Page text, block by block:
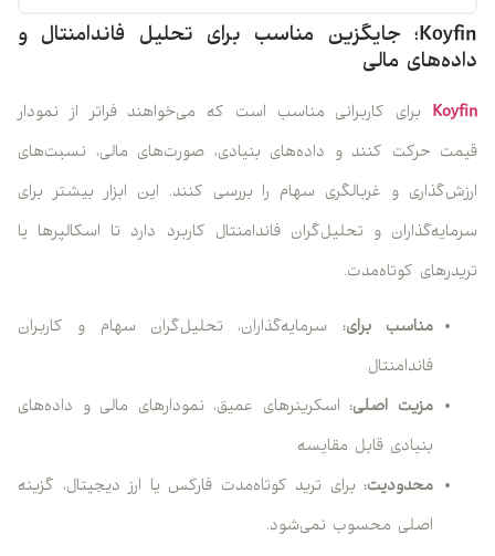
Koyfin؛ جایگزین مناسب برای تحلیل فاندامنتال و
داده‌های مالی
Koyfin برای کاربرانی مناسب است که می‌خواهند فراتر از نمودار
قیمت حرکت کنند و داده‌های بنیادی، صورت‌های مالی، نسبت‌های
ارزش‌گذاری و غربالگری سهام را بررسی کنند. این ابزار بیشتر برای
سرمایه‌گذاران و تحلیل‌گران فاندامنتال کاربرد دارد تا اسکالپرها یا
تریدرهای کوتاه‌مدت.
مناسب برای: سرمایه‌گذاران، تحلیل‌گران سهام و کاربران
فاندامنتال
مزیت اصلی: اسکرینرهای عمیق، نمودارهای مالی و داده‌های
بنیادی قابل مقایسه
محدودیت: برای ترید کوتاه‌مدت فارکس یا ارز دیجیتال، گزینه
اصلی محسوب نمی‌شود.